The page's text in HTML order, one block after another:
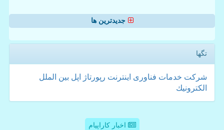
جدیدترین ها
تگها
شركت خدمات فناوری اینترنت رپورتاژ اپل بین الملل
الكترونیك
اخبار کاراپیام